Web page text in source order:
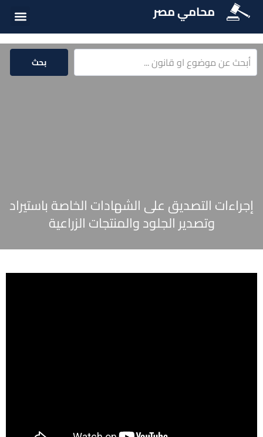
محامي مصر
بحث
إجراءات التصديق على الشهادات الخاصة باستيراد
وتصدير الجلود والمنتجات الزراعية